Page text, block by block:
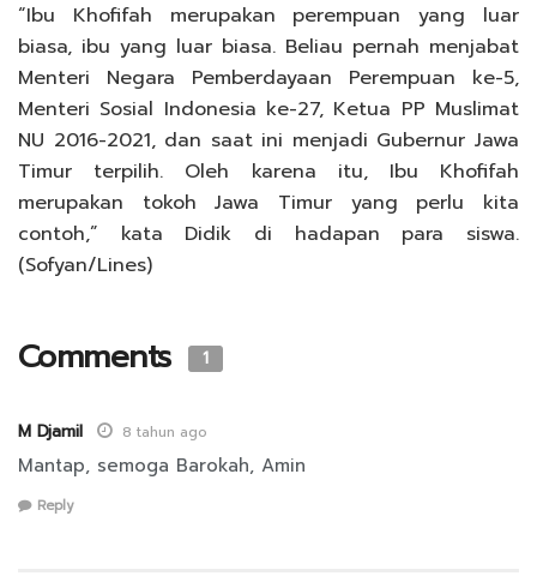
“Ibu Khofifah merupakan perempuan yang luar
biasa, ibu yang luar biasa. Beliau pernah menjabat
Menteri Negara Pemberdayaan Perempuan ke-5,
Menteri Sosial Indonesia ke-27, Ketua PP Muslimat
NU 2016-2021, dan saat ini menjadi Gubernur Jawa
Timur terpilih. Oleh karena itu, Ibu Khofifah
merupakan tokoh Jawa Timur yang perlu kita
contoh,” kata Didik di hadapan para siswa.
(Sofyan/Lines)
Comments 1
M Djamil 8 tahun ago
Mantap, semoga Barokah, Amin
Reply